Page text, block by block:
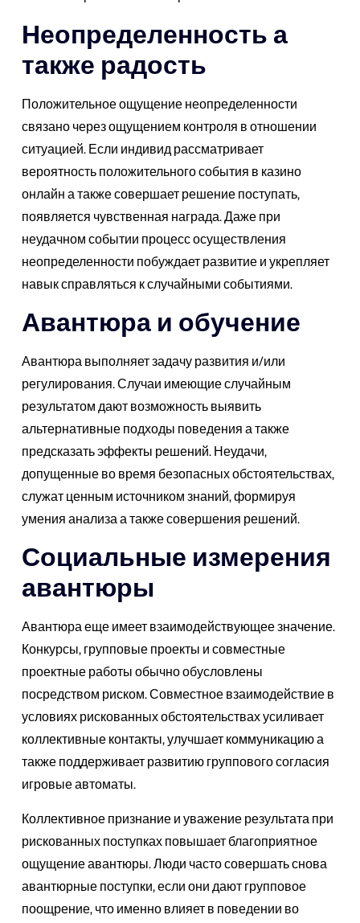
Неопределенность а
также радость
Положительное ощущение неопределенности
связано через ощущением контроля в отношении
ситуацией. Если индивид рассматривает
вероятность положительного события в казино
онлайн а также совершает решение поступать,
появляется чувственная награда. Даже при
неудачном событии процесс осуществления
неопределенности побуждает развитие и укрепляет
навык справляться к случайными событиями.
Авантюра и обучение
Авантюра выполняет задачу развития и/или
регулирования. Случаи имеющие случайным
результатом дают возможность выявить
альтернативные подходы поведения а также
предсказать эффекты решений. Неудачи,
допущенные во время безопасных обстоятельствах,
служат ценным источником знаний, формируя
умения анализа а также совершения решений.
Социальные измерения
авантюры
Авантюра еще имеет взаимодействующее значение.
Конкурсы, групповые проекты и совместные
проектные работы обычно обусловлены
посредством риском. Совместное взаимодействие в
условиях рискованных обстоятельствах усиливает
коллективные контакты, улучшает коммуникацию а
также поддерживает развитию группового согласия
игровые автоматы.
Коллективное признание и уважение результата при
рискованных поступках повышает благоприятное
ощущение авантюры. Люди часто совершать снова
авантюрные поступки, если они дают групповое
поощрение, что именно влияет в поведении во